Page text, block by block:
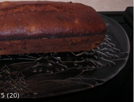
(20)